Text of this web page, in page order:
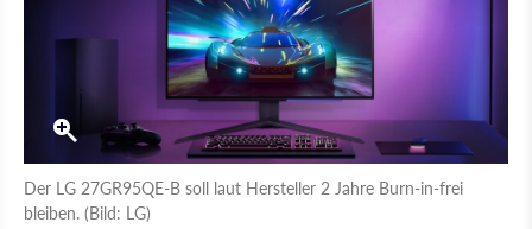
Der LG 27GR95QE-B soll laut Hersteller 2 Jahre Burn-in-frei
bleiben. (Bild: LG)